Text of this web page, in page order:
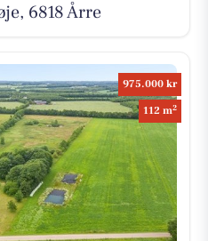
6818 Årre
975.000 kr
112 m2